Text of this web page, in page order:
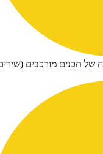
(שירים,